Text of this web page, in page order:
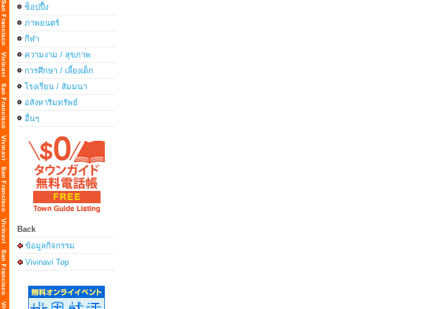
ช็อปปื้ง
ภาพยนตร์
กีฬา
ความงาม / สุขภาพ
การศึกษา / เลี้ยงเด็ก
โรงเรียน / สัมมนา
อสังหาริมทรัพย์
อื่นๆ
Back
ข้อมูลกิจกรรม
Vivinavi Top